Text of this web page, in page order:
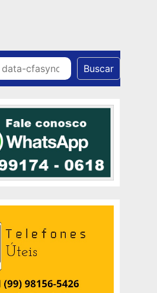
Buscar